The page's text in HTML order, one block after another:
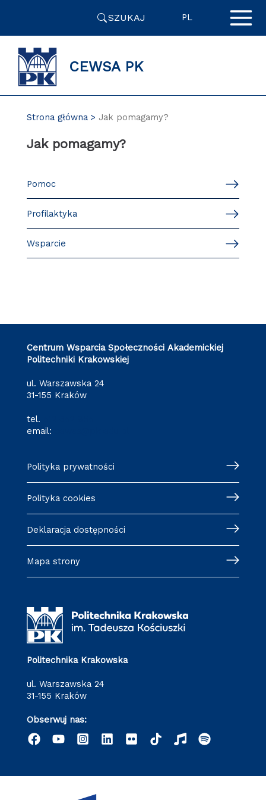
SZUKAJ PL
CEWSA PK
Strona główna Jak pomagamy?
Jak pomagamy?
Pomoc
Profilaktyka
Wsparcie
Centrum Wsparcia Społeczności Akademickiej
Politechniki Krakowskiej
ul. Warszawska 24
31-155 Kraków
tel.
email:
Polityka prywatności
Polityka cookies
Deklaracja dostępności
Mapa strony
Politechnika Krakowska
ul. Warszawska 24
31-155 Kraków
Obserwuj nas: